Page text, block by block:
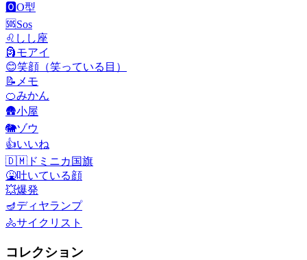
🅾️O型
🆘Sos
♌ しし座
🗿モアイ
😊笑顔（笑っている目）
📝 メモ
🍊みかん
🛖小屋
🐘ゾウ
👍いいね
🇩🇲 ドミニカ国旗
🤮吐いている顔
💥爆発
🪔ディヤランプ
🚴サイクリスト
コレクション